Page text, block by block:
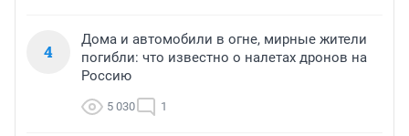
4
Дома и автомобили в огне, мирные жители
погибли: что известно о налетах дронов на
Россию
5 030 1